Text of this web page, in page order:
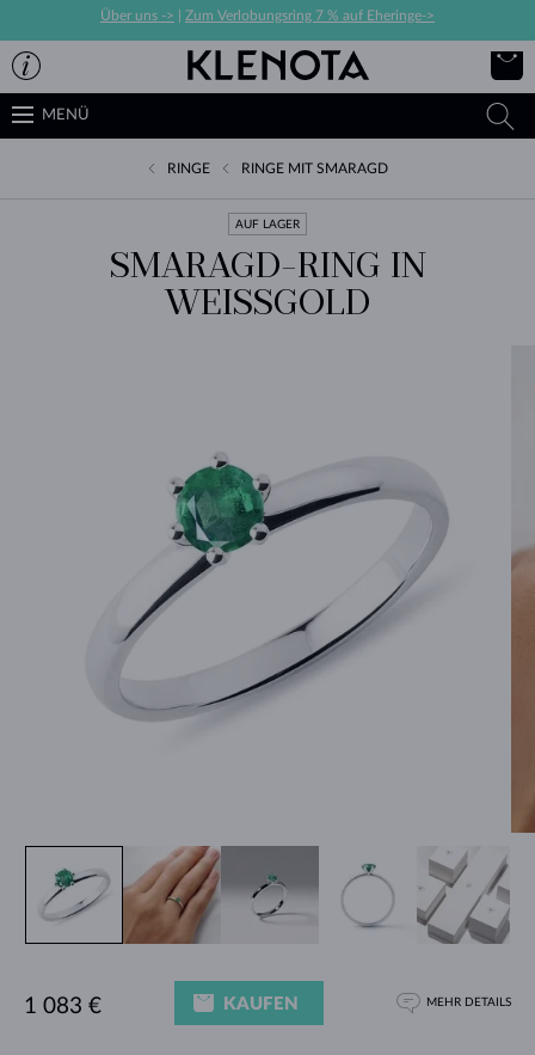
Über uns -> Zum Verlobungsring 7 % auf Eheringe->
MENÜ
RINGE RINGE MIT SMARAGD
AUF LAGER
SMARAGD-RING IN
WEISSGOLD
1 083 € KAUFEN MEHR DETAILS